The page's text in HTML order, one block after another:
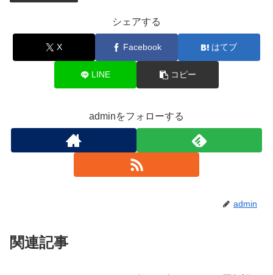
シェアする
X Facebook はてブ
LINE コピー
adminをフォローする
admin
関連記事